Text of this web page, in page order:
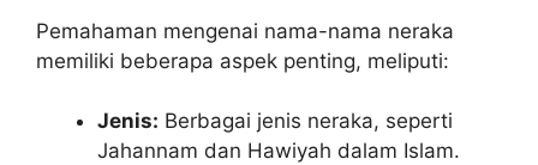
Pemahaman mengenai nama-nama neraka
memiliki beberapa aspek penting, meliputi:
Jenis: Berbagai jenis neraka, seperti
Jahannam dan Hawiyah dalam Islam.